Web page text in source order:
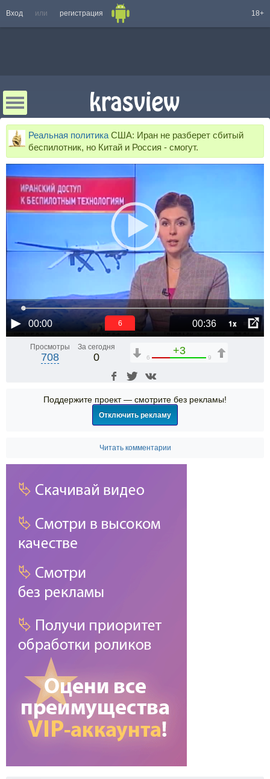
Вход или регистрация 18+
Реальная политика США: Иран не разберет сбитый
беспилотник, но Китай и Россия - смогут.
00:00 00:36 1x
6
Просмотры
708
За сегодня
0
+3
6 9
Поддержите проект — смотрите без рекламы!
Отключить рекламу
Читать комментарии